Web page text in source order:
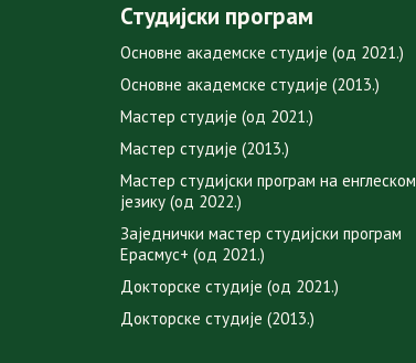
Студијски програм
Основне академске студије (од 2021.)
Основне академске студије (2013.)
Мастер студије (од 2021.)
Мастер студије (2013.)
Мастер студијски програм на енглеском
језику (од 2022.)
Заједнички мастер студијски програм
Ерасмус+ (од 2021.)
Докторске студије (од 2021.)
Докторске студије (2013.)